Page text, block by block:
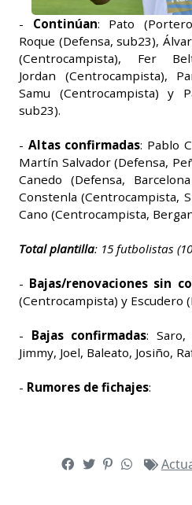
- Continúan: Pato
Roque (Defensa, sub23),
(Centrocampista), Fer
Jordan (Centrocampista),
Samu (Centrocampista) y
sub23).
- Altas confirmadas: Pablo
Martín Salvador (Defensa,
Canedo (Defensa,
Constenla (Centrocampista,
Cano (Centrocampista,
Total plantilla: 15 futbolistas
- Bajas/renovaciones sin
(Centrocampista) y Escudero
- Bajas confirmadas: Saro,
Jimmy, Joel, Baleato, Josiño,
- Rumores de fichajes: